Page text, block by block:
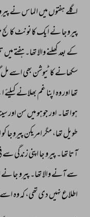
اگلے ہفتوں میں الماس نے
پیروجا نے ایک کانونٹ کالج
کے بعد کھلنے والا تھا۔ ہفتے میں
سکھانے کا ٹیوشن بھی اسے مل
تھا اور وہ اپنا غم بھلانے کیلئے
ہوا تھا۔ اور جوہو میں سن اور
طویل تھا، مگر امریکن پیروجا کو
آتا تھا۔ پیرو جا اپنی زندگی سے
سے آنے والا تھا۔ پیرو جا نے
اطلاع نہیں دی تھی، کہ وہ اسے